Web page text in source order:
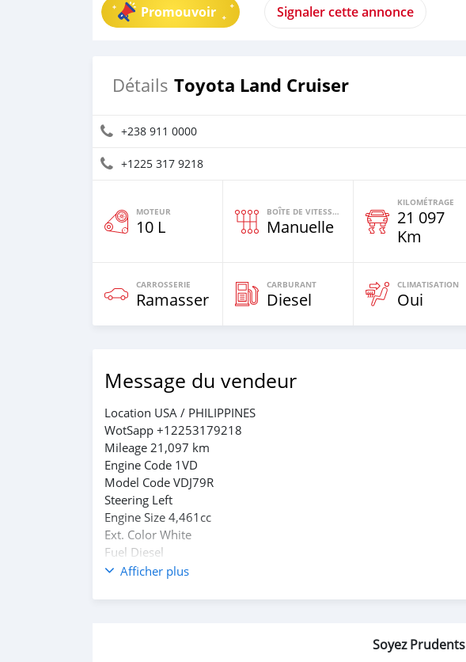
Promouvoir Signaler cette annonce
Détails Toyota Land Cruiser
+238 911 0000
+1225 317 9218
MOTEUR
10 L
BOÎTE DE VITESSES
Manuelle
KILOMÉTRAGE
21 097
Km
CARROSSERIE
Ramasser
CARBURANT
Diesel
CLIMATISATION
Oui
Message du vendeur
Location USA / PHILIPPINES
WotSapp +12253179218
Mileage 21,097 km
Engine Code 1VD
Model Code VDJ79R
Steering Left
Engine Size 4,461cc
Ext. Color White
Fuel Diesel
Version/Class
Drive 4wheel drive
Afficher plus
Soyez Prudents